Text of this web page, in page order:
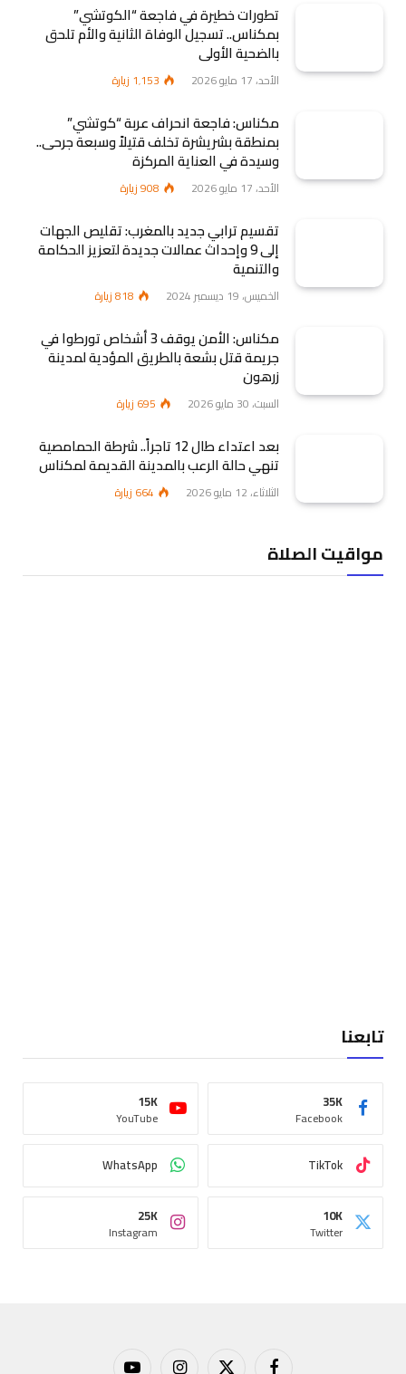
تطورات خطيرة في فاجعة “الكوتشي”
بمكناس.. تسجيل الوفاة الثانية والأم تلحق
بالضحية الأولى
الأحد، 17 مايو 2026 1٬153 زيارة
مكناس: فاجعة انحراف عربة “كوتشي”
بمنطقة بشريشرة تخلف قتيلاً وسبعة جرحى..
وسيدة في العناية المركزة
الأحد، 17 مايو 2026 908زيارة
تقسيم ترابي جديد بالمغرب: تقليص الجهات
إلى 9 وإحداث عمالات جديدة لتعزيز الحكامة
والتنمية
الخميس، 19 ديسمبر 2024 818زيارة
مكناس: الأمن يوقف 3 أشخاص تورطوا في
جريمة قتل بشعة بالطريق المؤدية لمدينة
زرهون
السبت، 30 مايو 2026 695 زيارة
بعد اعتداء طال 12 تاجراً.. شرطة الحمامصية
تنهي حالة الرعب بالمدينة القديمة لمكناس
الثلاثاء، 12 مايو 2026 664 زيارة
مواقيت الصلاة
تابعنا
Facebook
35K
YouTube
15K
TikTok
WhatsApp
Twitter
10K
Instagram
25K